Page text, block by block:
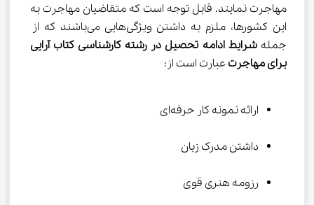
مهاجرت نمایند. قابل توجه است که متقاضیان مهاجرت به
این کشورها، ملزم به داشتن ویژگی‌هایی می‌باشند که از
جمله شرایط ادامه تحصیل در رشته کارشناسی کتاب آرایی
برای مهاجرت عبارت است از:
ارائه نمونه کار حرفه‌ای
داشتن مدرک زبان
رزومه هنری قوی